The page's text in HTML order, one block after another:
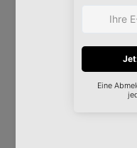
Schweiz (CHF CHF)
Senegal (XOF Fr)
Seychellen (EUR €)